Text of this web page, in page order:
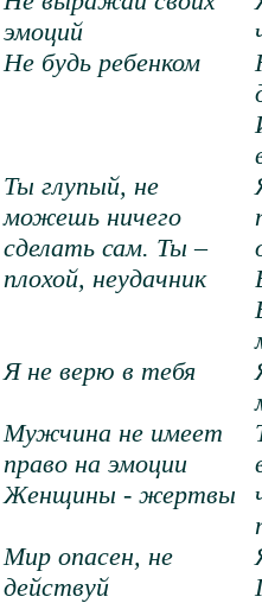
эмоций
Не будь ребенком
Ты глупый, не
можешь ничего
сделать сам. Ты –
плохой, неудачник
Я не верю в тебя
Мужчина не имеет
право на эмоции
Женщины - жертвы
Мир опасен, не
действуй